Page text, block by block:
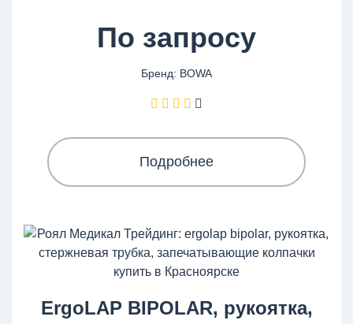
По запросу
Бренд: BOWA
Подробнее
ErgoLAP BIPOLAR, рукоятка,